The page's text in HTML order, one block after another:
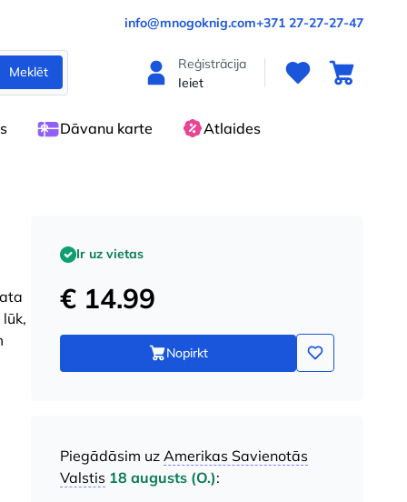
info@mnogoknig.com+371 27-27-27-47
Meklēt
Reģistrācija
Ieiet
Dāvanu karte Atlaides
Ir uz vietas
€ 14.99
Nopirkt
Piegādāsim uz Amerikas Savienotās
Valstis 18 augusts (O.):